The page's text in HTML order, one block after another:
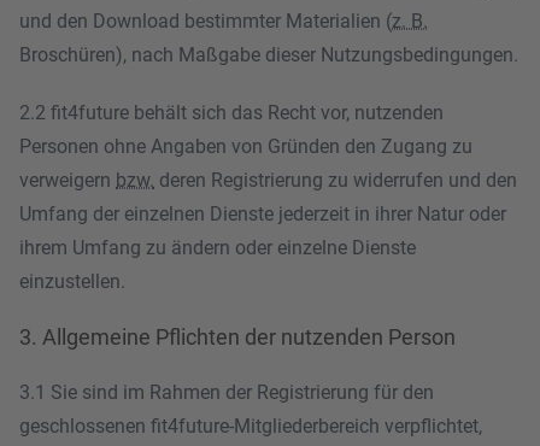
und den Download bestimmter Materialien (z. B.
Broschüren), nach Maßgabe dieser Nutzungsbedingungen.
2.2 fit4future behält sich das Recht vor, nutzenden
Personen ohne Angaben von Gründen den Zugang zu
verweigern bzw. deren Registrierung zu widerrufen und den
Umfang der einzelnen Dienste jederzeit in ihrer Natur oder
ihrem Umfang zu ändern oder einzelne Dienste
einzustellen.
3. Allgemeine Pflichten der nutzenden Person
3.1 Sie sind im Rahmen der Registrierung für den
geschlossenen fit4future-Mitgliederbereich verpflichtet,